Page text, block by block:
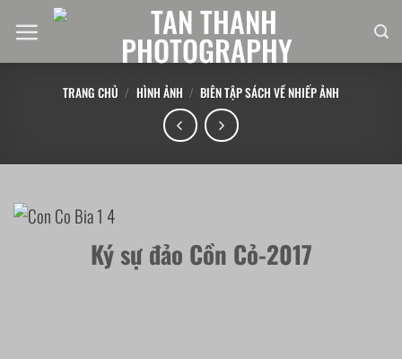
đến
nội
TRANG CHỦ / HÌNH ẢNH / BIÊN TẬP SÁCH VỀ NHIẾP ẢNH
Ký sự đảo Cồn Cỏ-2017